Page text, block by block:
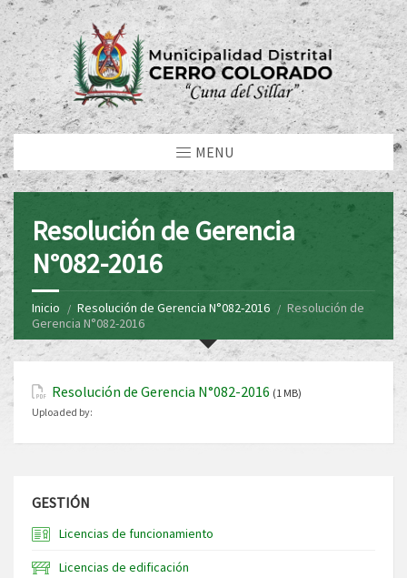
MENU
Resolución de Gerencia
N°082-2016
Inicio Resolución de Gerencia N°082-2016
Resolución de
Gerencia N°082-2016
Resolución de Gerencia N°082-2016 (1 MB)
Uploaded by:
GESTIÓN
Licencias de funcionamiento
Licencias de edificación